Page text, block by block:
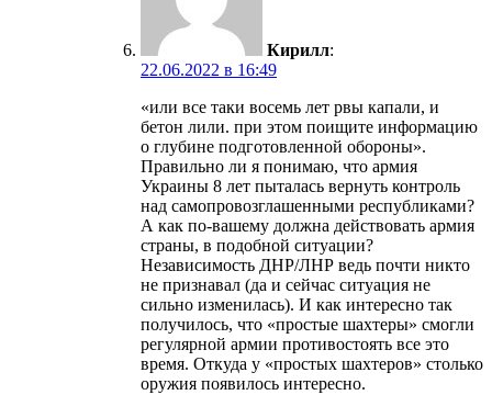
Кирилл:
22.06.2022 в 16:49
«или все таки восемь лет рвы капали, и
бетон лили. при этом поищите информацию
о глубине подготовленной обороны».
Правильно ли я понимаю, что армия
Украины 8 лет пыталась вернуть контроль
над самопровозглашенными республиками?
А как по-вашему должна действовать армия
страны, в подобной ситуации?
Независимость ДНР/ЛНР ведь почти никто
не признавал (да и сейчас ситуация не
сильно изменилась). И как интересно так
получилось, что «простые шахтеры» смогли
регулярной армии противостоять все это
время. Откуда у «простых шахтеров» столько
оружия появилось интересно.